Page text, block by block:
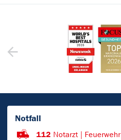
Notfall
112 Notarzt | Feuerwehr